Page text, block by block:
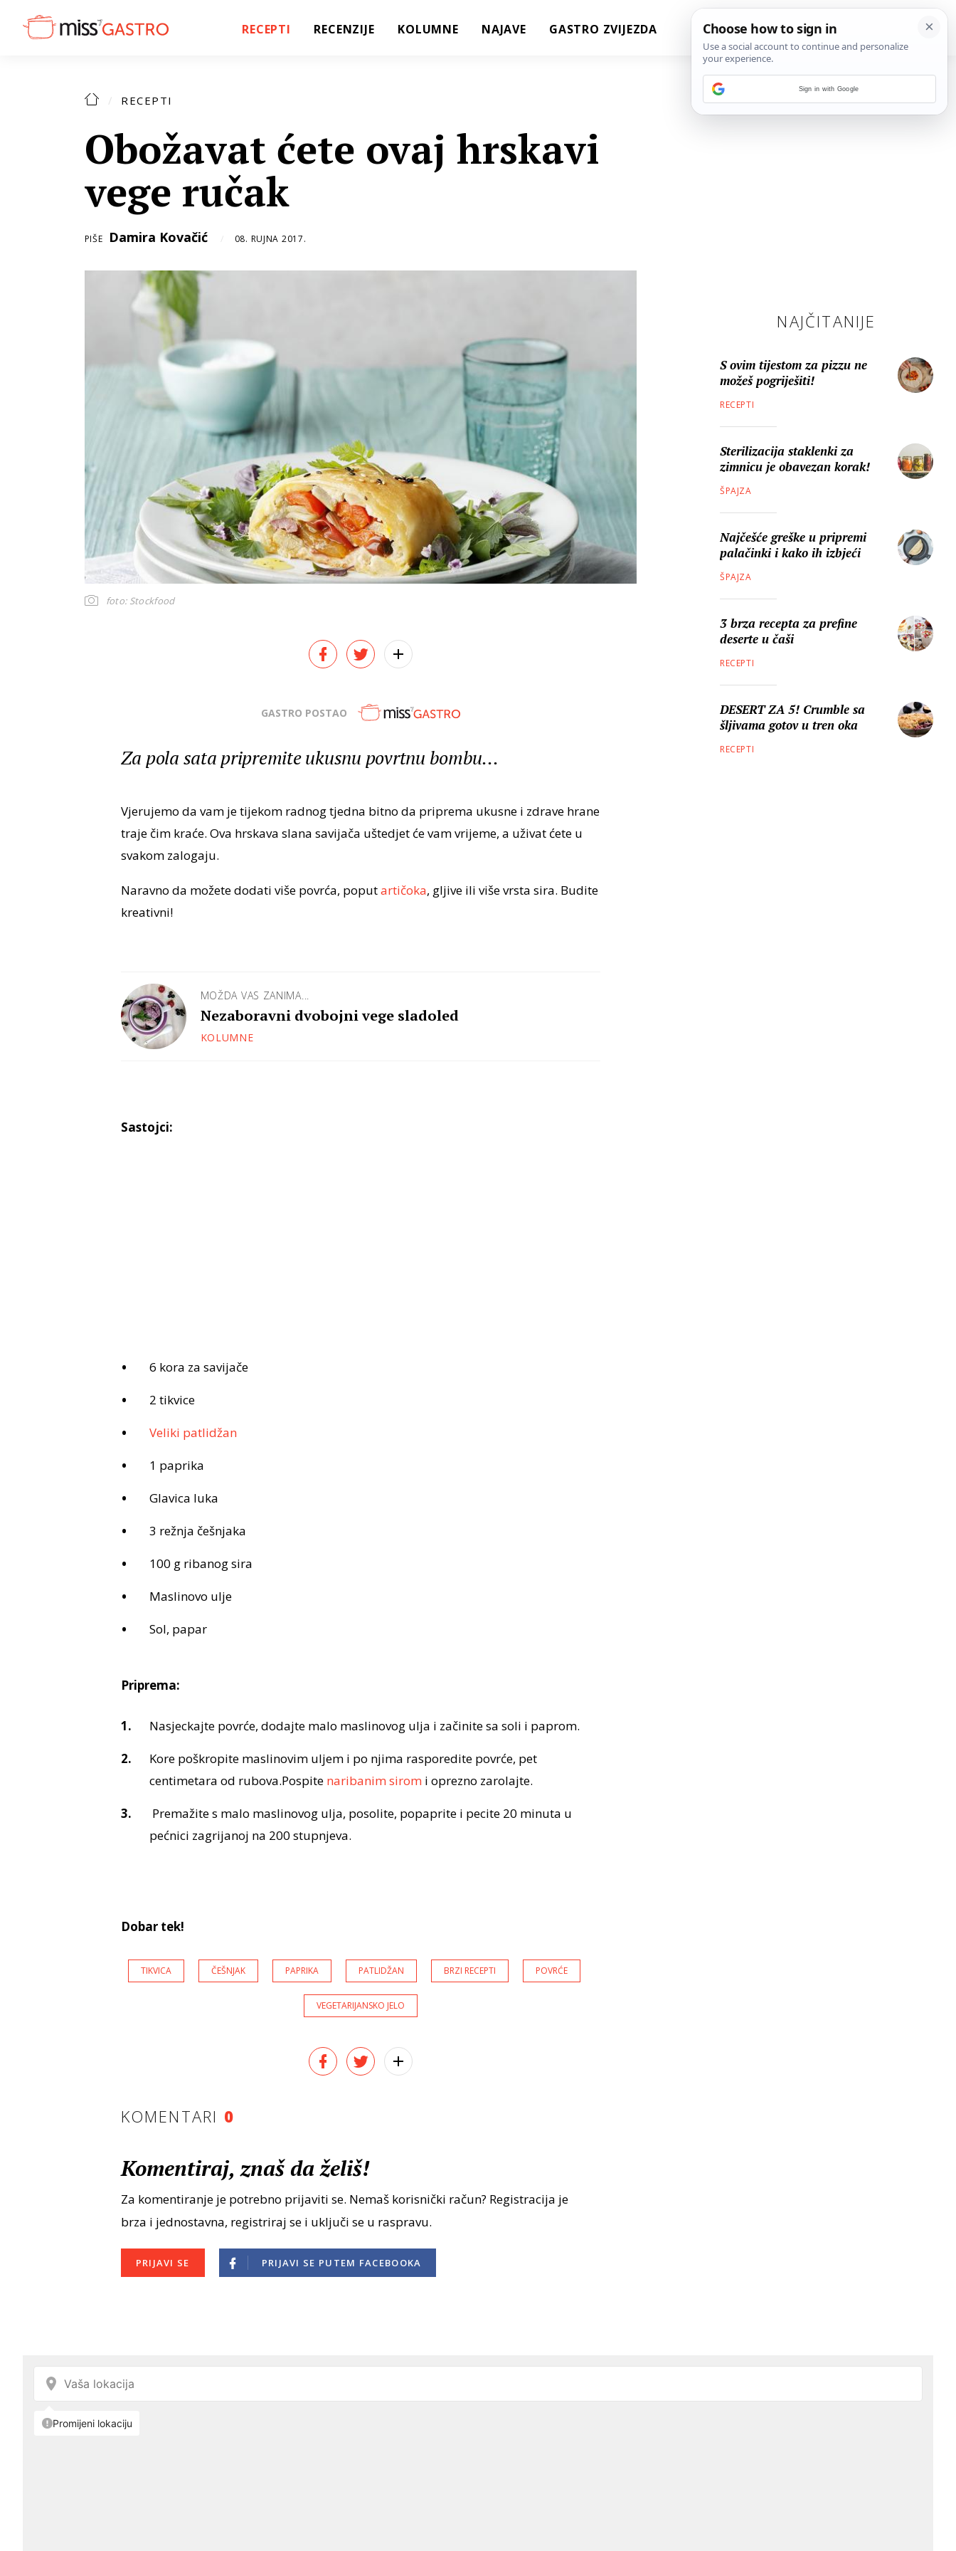
RECEPTI RECENZIJE KOLUMNE NAJAVE GASTRO ZVIJEZDA
RECEPTI
Obožavat ćete ovaj hrskavi
vege ručak
PIŠE Damira Kovačić 08. RUJNA 2017.
foto: Stockfood
GASTRO POSTAO
Za pola sata pripremite ukusnu povrtnu bombu...
Vjerujemo da vam je tijekom radnog tjedna bitno da priprema ukusne i zdrave hrane
traje čim kraće. Ova hrskava slana savijača uštedjet će vam vrijeme, a uživat ćete u
svakom zalogaju.
Naravno da možete dodati više povrća, poputartičoka, gljive ili više vrsta sira. Budite
kreativni!
MOŽDA VAS ZANIMA...
Nezaboravni dvobojni vege sladoled
KOLUMNE
Sastojci:
6 kora za savijače
2 tikvice
Veliki patlidžan
1 paprika
Glavica luka
3 režnja češnjaka
100 g ribanog sira
Maslinovo ulje
Sol, papar
Priprema:
Nasjeckajte povrće, dodajte malo maslinovog ulja i začinite sa soli i paprom.
Kore poškropite maslinovim uljem i po njima rasporedite povrće, pet
centimetara od rubova.Pospitenaribanim siromi oprezno zarolajte.
Premažite s malo maslinovog ulja, posolite, popaprite i pecite 20 minuta u
pećnici zagrijanoj na 200 stupnjeva.
Dobar tek!
TIKVICA ČEŠNJAK PAPRIKA PATLIDŽAN BRZI RECEPTI POVRĆE
VEGETARIJANSKO JELO
KOMENTARI 0
Komentiraj, znaš da želiš!
Za komentiranje je potrebno prijaviti se. Nemaš korisnički račun? Registracija je
brza i jednostavna, registriraj se i uključi se u raspravu.
PRIJAVI SE PRIJAVI SE PUTEM FACEBOOKA
NAJČITANIJE
S ovim tijestom za pizzu ne
možeš pogriješiti!
RECEPTI
Sterilizacija staklenki za
zimnicu je obavezan korak!
ŠPAJZA
Najčešće greške u pripremi
palačinki i kako ih izbjeći
ŠPAJZA
3 brza recepta za prefine
deserte u čaši
RECEPTI
DESERT ZA 5! Crumble sa
šljivama gotov u tren oka
RECEPTI
Sign in with Google